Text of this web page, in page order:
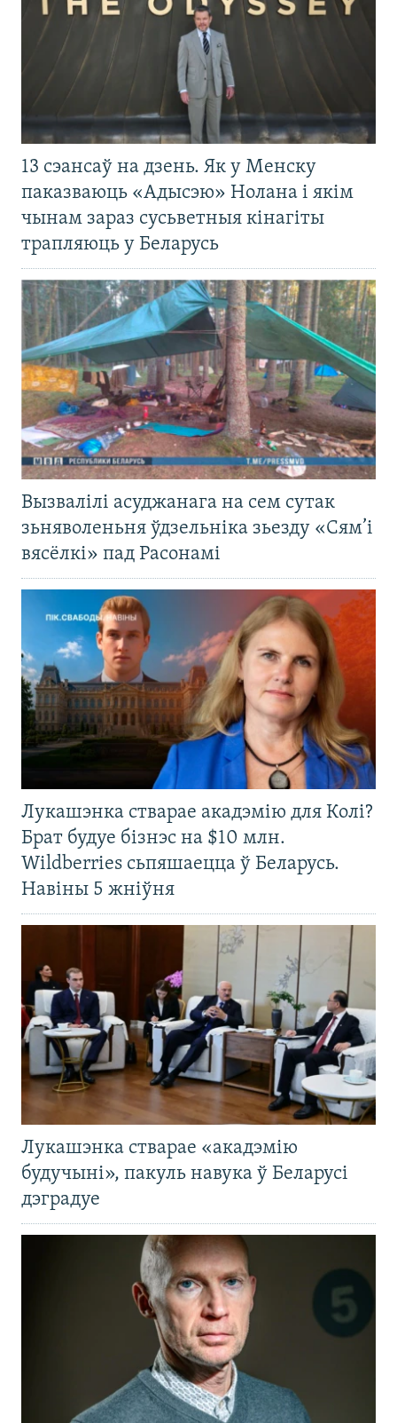
13 сэансаў на дзень. Як у Менску
паказваюць «Адысэю» Нолана і якім
чынам зараз сусьветныя кінагіты
трапляюць у Беларусь
Вызвалілі асуджанага на сем сутак
зьняволеньня ўдзельніка зьезду «Сям’і
вясёлкі» пад Расонамі
Лукашэнка стварае акадэмію для Колі?
Брат будуе бізнэс на $10 млн.
Wildberries сьпяшаецца ў Беларусь.
Навіны 5 жніўня
Лукашэнка стварае «акадэмію
будучыні», пакуль навука ў Беларусі
дэградуе